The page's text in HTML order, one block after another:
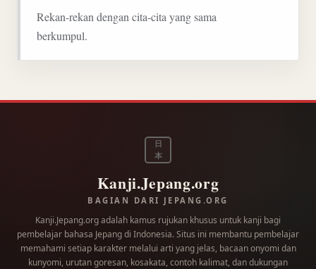
Rekan-rekan dengan cita-cita yang sama
berkumpul.
日
本
Kanji.Jepang.org
BAGIAN DARI JEPANG.ORG
Kanji.Jepang.org adalah kamus rujukan khusus untuk kanji bagi
pembelajar bahasa Jepang di Indonesia. Situs ini membantu pembelajar
memahami setiap karakter melalui arti yang jelas, bacaan onyomi dan
kunyomi, urutan goresan, kosakata, contoh kalimat, dan dukungan